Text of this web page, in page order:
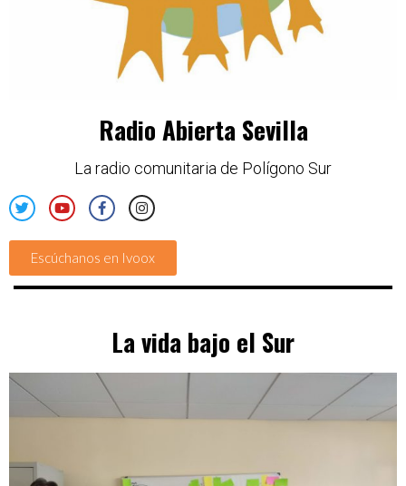
Radio Abierta Sevilla
La radio comunitaria de Polígono Sur
Escúchanos en Ivoox
La vida bajo el Sur